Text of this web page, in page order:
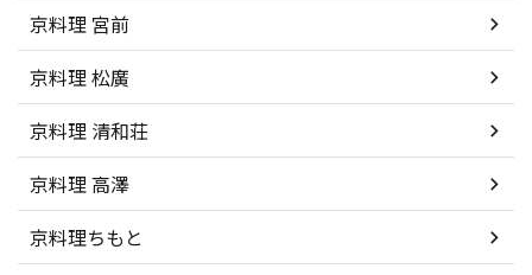
京料理 宮前
京料理 松廣
京料理 清和荘
京料理 高澤
京料理ちもと